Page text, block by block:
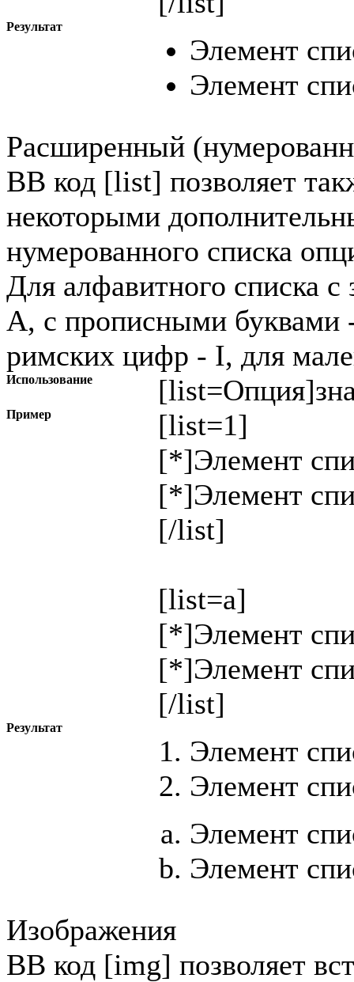
Результат
Элемент
Элемент
Расширенный
BB код [list] позволяет
некоторыми
нумерованного списка
Для алфавитного списка
A, с прописными буквами
римских цифр - I, для
Использование [list=Опция]
Пример
[list=1]
[*]Элемент
[*]Элемент
[/list]
[list=a]
[*]Элемент
[*]Элемент
[/list]
Результат
Элемент
Элемент
Элемент
Элемент
Изображения
BB код [img] позволяет